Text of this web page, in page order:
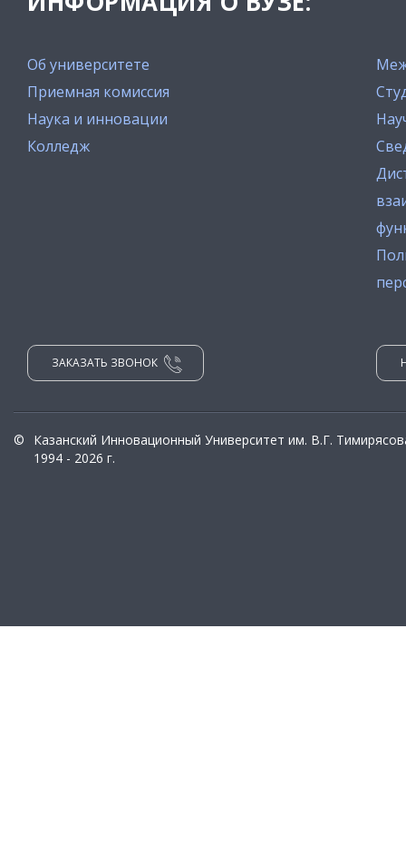
Об университете
Приемная комиссия
Наука и инновации
Колледж
ЗАКАЗАТЬ ЗВОНОК
©
Казанский Инновационный Университет им. В.Г.
1994 - 2026 г.